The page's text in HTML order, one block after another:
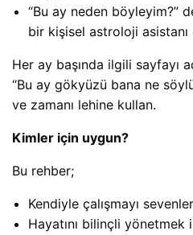
“Bu ay neden böyleyim?”
bir kişisel astroloji asistanı
Her ay başında ilgili sayfayı
“Bu ay gökyüzü bana ne
ve zamanı lehine kullan.
Kimler için uygun?
Bu rehber;
Kendiyle çalışmayı
Hayatını bilinçli yönetmek